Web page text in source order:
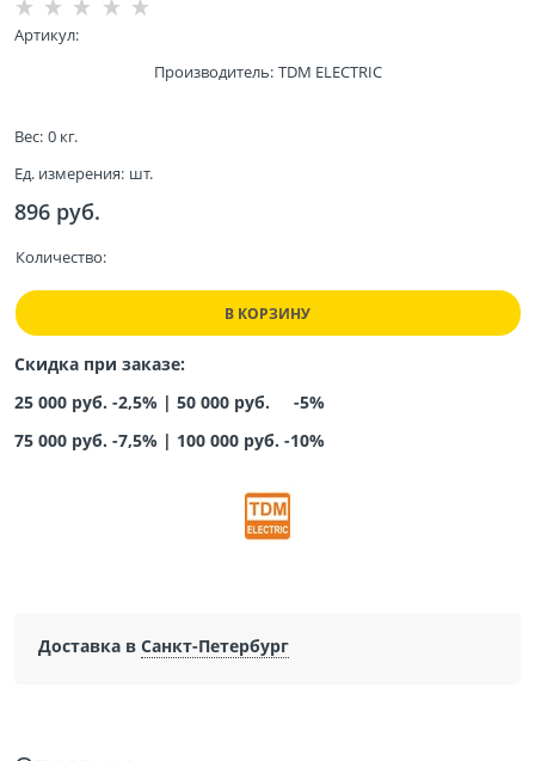
Артикул:
Производитель: TDM ELECTRIC
Вес: 0 кг.
Ед. измерения: шт.
896 руб.
Количество:
В КОРЗИНУ
Скидка при заказе:
25 000 руб. -2,5% | 50 000 руб. -5%
75 000 руб. -7,5% | 100 000 руб. -10%
Доставка в Санкт-Петербург